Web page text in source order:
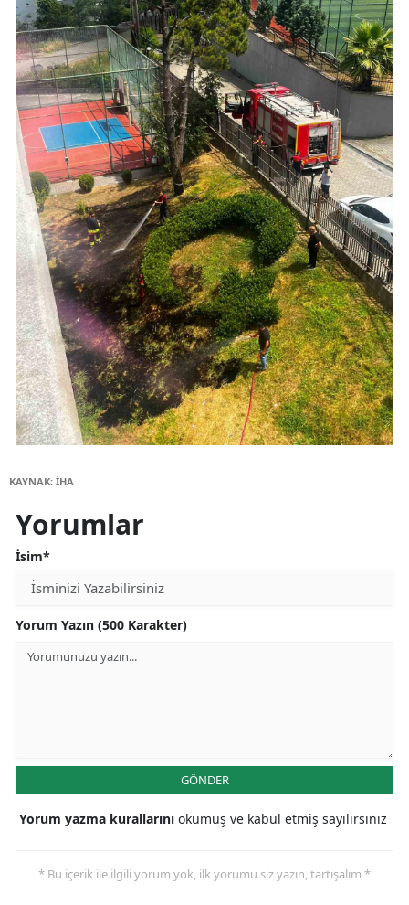
KAYNAK: İHA
Yorumlar
İsim*
Yorum Yazın (500 Karakter)
GÖNDER
Yorum yazma kurallarını okumuş ve kabul etmiş sayılırsınız
* Bu içerik ile ilgili yorum yok, ilk yorumu siz yazın, tartışalım *